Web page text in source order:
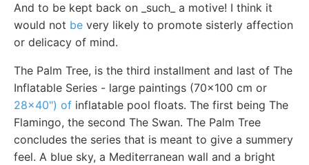
And to be kept back on _such_ a motive! I think it
would not be very likely to promote sisterly affection
or delicacy of mind.
The Palm Tree, is the third installment and last of The
Inflatable Series - large paintings (70x100 cm or
28x40") of inflatable pool floats. The first being The
Flamingo, the second The Swan. The Palm Tree
concludes the series that is meant to give a summery
feel. A blue sky, a Mediterranean wall and a bright